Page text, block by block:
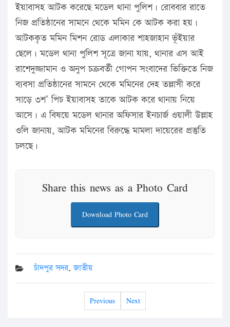
ইয়াবাসহ আটক করেছে মডেল থানা পুলিশ। রোববার রাতে
নিজ প্রতিষ্ঠানের সামনে থেকে মমিন কে আটক করা হয়।
আটককৃত মমিন মিশন রোড এলাকার শাহজাহান ভূঁইয়ার
ছেলে। মডেল থানা পুলিশ সূত্রে জানা যায়, থানার এস আই
রাশেদুজ্জামান ও অনুপ চক্রবর্তী গোপন সংবাদের ভিক্তিতে নিজ
ব্যবসা প্রতিষ্ঠানের সামনে থেকে মমিনের দেহ তল্লাসী করে
সাড়ে ৩শ’ পিচ ইয়াবাসহ তাকে আটক করে থানায় নিয়ে
আসে। এ বিষয়ে মডেল থানার অফিসার ইনচার্জ ওয়ালী উল্লাহ
ওলি জানায়, আটক মমিনের বিরুদ্ধে মামলা দায়েরের প্রস্তুতি
চলছে।
Share this news as a Photo Card
Download Photo Card
চাঁদপুর সদর,জাতীয়
Previous Next